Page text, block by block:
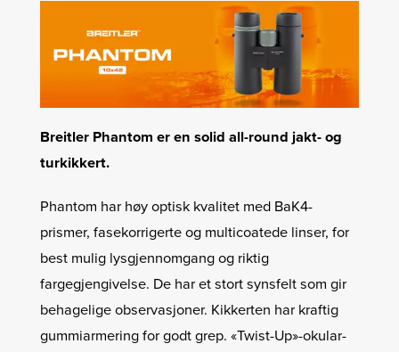
Breitler Phantom er en solid all-round jakt- og
turkikkert.
Phantom har høy optisk kvalitet med BaK4-
prismer, fasekorrigerte og multicoatede linser, for
best mulig lysgjennomgang og riktig
fargegjengivelse. De har et stort synsfelt som gir
behagelige observasjoner. Kikkerten har kraftig
gummiarmering for godt grep. «Twist-Up»-okular­